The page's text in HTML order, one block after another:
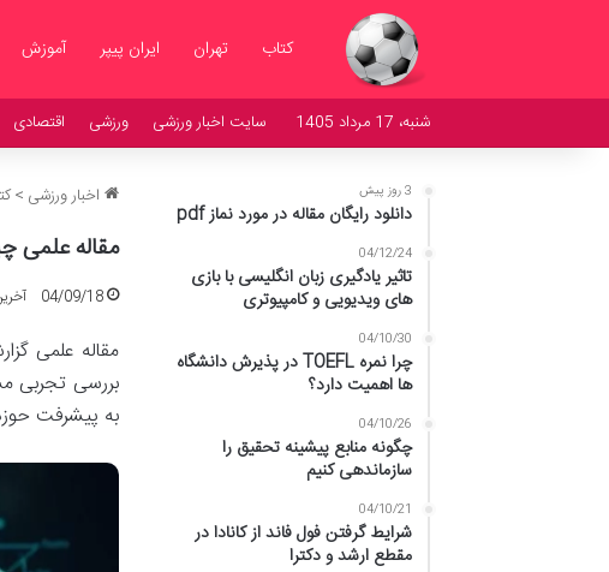
کتاب تهران ایران پیپر آموزش
شنبه، 17 مرداد 1405 سایت اخبار ورزشی ورزشی اقتصادی
اخبار ورزشی >
مقاله علمی
04/09/18
مقاله علمی
بررسی تجربی
به پیشرفت
3 روز پیش
دانلود رایگان مقاله در مورد نماز pdf
04/12/24
تاثیر یادگیری زبان انگلیسی با بازی
های ویدیویی و کامپیوتری
04/10/30
چرا نمره TOEFL در پذیرش دانشگاه
ها اهمیت دارد؟
04/10/26
چگونه منابع پیشینه تحقیق را
سازماندهی کنیم
04/10/21
شرایط گرفتن فول فاند از کانادا در
مقطع ارشد و دکترا